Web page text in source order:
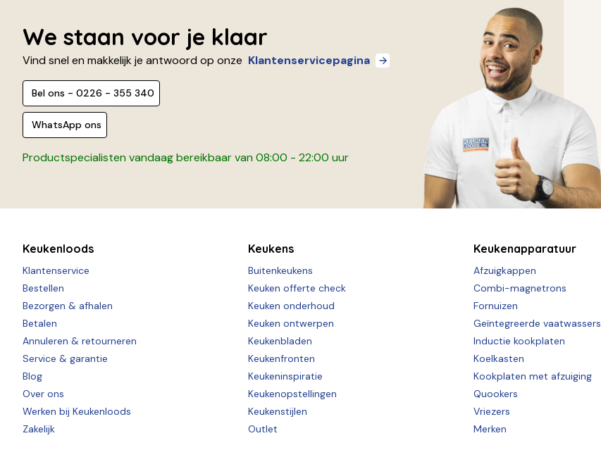
We staan voor je klaar
Vind snel en makkelijk je antwoord op onze Klantenservicepagina
Bel ons - 0226 - 355 340
WhatsApp ons
Productspecialisten vandaag bereikbaar van 08:00 - 22:00 uur
Keukenloods
Klantenservice
Bestellen
Bezorgen & afhalen
Betalen
Annuleren & retourneren
Service & garantie
Blog
Over ons
Werken bij Keukenloods
Zakelijk
Keukens
Buitenkeukens
Keuken offerte check
Keuken onderhoud
Keuken ontwerpen
Keukenbladen
Keukenfronten
Keukeninspiratie
Keukenopstellingen
Keukenstijlen
Outlet
Keukenapparatuur
Afzuigkappen
Combi-magnetrons
Fornuizen
Geïntegreerde vaatwassers
Inductie kookplaten
Koelkasten
Kookplaten met afzuiging
Quookers
Vriezers
Merken